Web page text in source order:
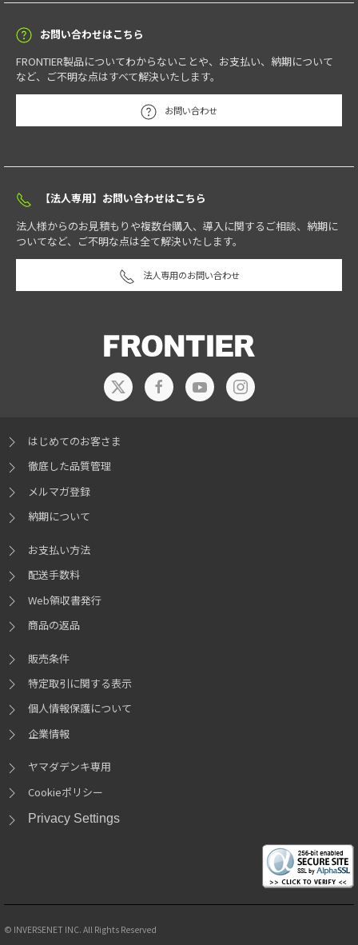
お問い合わせはこちら
FRONTIER製品についてわからないことや、お支払い、納期について
など、ご不明な点はすべて解決いたします。
お問い合わせ
【法人専用】お問い合わせはこちら
法人様からのお見積もりや複数台購入、導入に関するご相談、納期に
ついてなど、ご不明な点は全て解決いたします。
法人専用のお問い合わせ
はじめてのお客さま
徹底した品質管理
メルマガ登録
納期について
お支払い方法
配送手数料
Web領収書発行
商品の返品
販売条件
特定取引に関する表示
個人情報保護について
企業情報
ヤマダデンキ専用
Cookieポリシー
Privacy Settings
© INVERSENET INC. All Rights Reserved